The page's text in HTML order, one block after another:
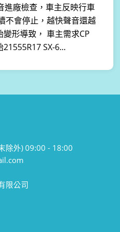
進廠檢查，車主反映行車
不會停止，越快聲音還越
形導致， 車主需求CP
SX-6...
除外) 09:00 - 18:00
限公司